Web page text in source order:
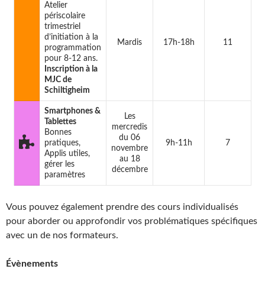
Atelier
périscolaire
trimestriel
d’initiation à la
programmation
pour 8-12 ans.
Inscription à la
MJC de
Schiltigheim
Mardis 17h-18h 11
Smartphones &
Tablettes
Bonnes
pratiques,
Applis utiles,
gérer les
paramètres
Les
mercredis
du 06
novembre
au 18
décembre
9h-11h 7
Vous pouvez également prendre des cours individualisés
pour aborder ou approfondir vos problématiques spécifiques
avec un de nos formateurs.
Évènements